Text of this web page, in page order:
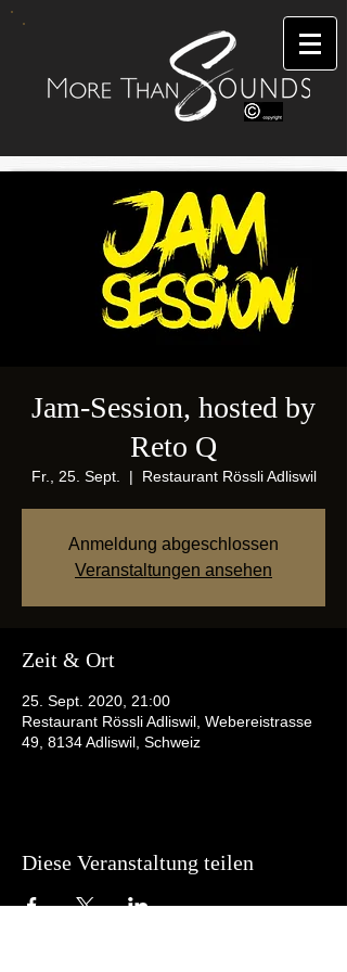
Jam-Session, hosted by
Reto Q
Fr., 25. Sept.
  |
Restaurant Rössli Adliswil
Anmeldung abgeschlossen
Veranstaltungen ansehen
Zeit & Ort
25. Sept. 2020, 21:00
Restaurant Rössli Adliswil, Webereistrasse
49, 8134 Adliswil, Schweiz
Diese Veranstaltung teilen